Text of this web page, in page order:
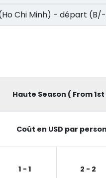
(Ho Chi Minh) - départ
Haute Season ( From
Coût en USD par
1 - 1 2 - 2